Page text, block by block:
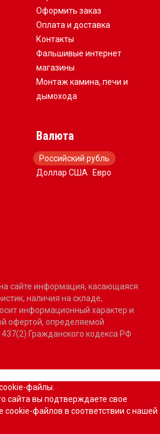
Оформить заказ
Оплата и доставка
Контакты
Фальшивые интернет
магазины
Монтаж камина, печи и
дымохода
Валюта
Российский рубль
Доллар США
Евро
сайте информация, касающаяся
наличия на складе,
информационный характер и
офертой, определяемой
Гражданского кодекса РФ
файлы.
сайта вы подтверждаете свое
cookie-файлов в соответствии с нашей